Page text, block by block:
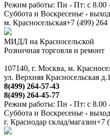
Режим работы: Пн - Пт: с 8.00
Суббота и Воскресенье -
м. Красносельская+7 (499) 264
МИДЛ на Красносельской
Розничная торговля и ремонт
107140, г. Москва, м.
ул. Верхняя Красносельская
8(499) 264-57-43
8(499) 264-45-77
Режим работы: Пн - Пт: с 8.00
Суббота и Воскресенье -
г. Краснодар склад/магазин+7